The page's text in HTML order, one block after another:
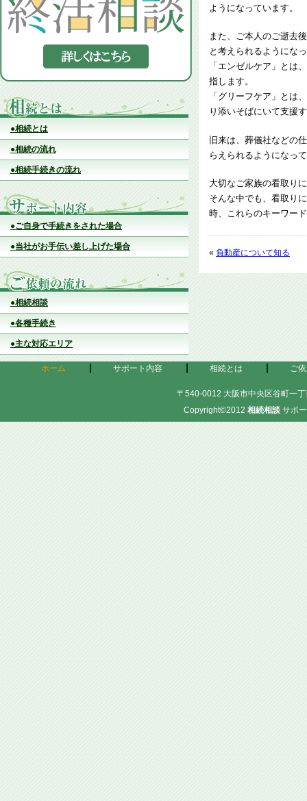
●相続とは
●相続の流れ
●相続手続きの流れ
●ご自身で手続きをされた場合
●当社がお手伝い差し上げた場合
●相続相談
●各種手続き
●主な対応エリア
ようになっています。
また、ご本人のご逝去
と考えられるようにな
「エンゼルケア」とは
指します。
「グリーフケア」とは
り添いそばにいて支援
旧来は、葬儀社などの
らえられるようになっ
大切なご家族の看取り
そんな中でも、看取り
時、これらのキーワー
« 負動産について知る
ホーム サポート内容 相続とは ご
〒540-0012 大阪市中央区谷町一
Copyright©2012 相続相談 サポ